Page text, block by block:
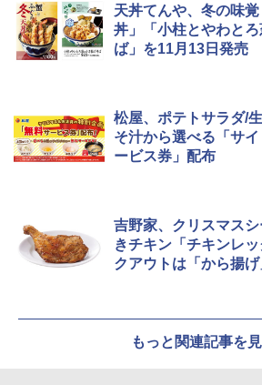
天丼てんや、冬の味
丼」「小柱とやわと
ば」を11月13日発売
松屋、ポテトサラダ/
そ汁から選べる「サ
ービス券」配布
吉野家、クリスマス
きチキン「チキンレ
クアウトは「から揚
もっと関連記事を